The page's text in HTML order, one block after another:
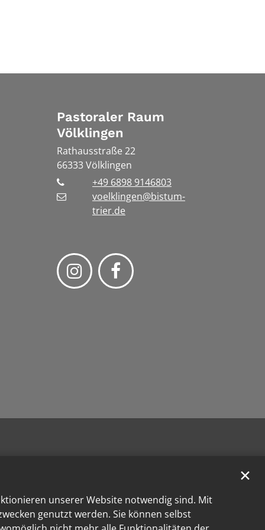
unserer Website notwendig sind. Mit
genutzt werden. Sie können selbst
✕
Pastoraler Raum
Völklingen
Rathausstraße 22
66333 Völklingen
+49 6898 9146803
voelklingen@bistum-
trier.de